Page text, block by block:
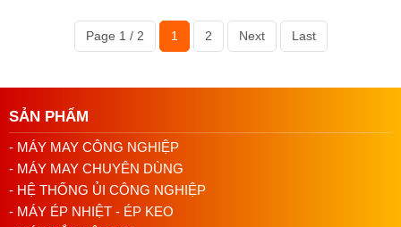
Page 1 / 2 1 2 Next Last
SẢN PHẨM
- MÁY MAY CÔNG NGHIỆP
- MÁY MAY CHUYÊN DÙNG
- HỆ THỐNG ỦI CÔNG NGHIỆP
- MÁY ÉP NHIỆT - ÉP KEO